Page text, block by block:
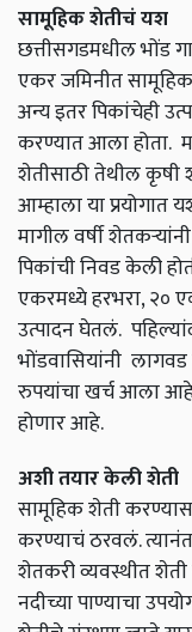
सामूहिक शेतीचं यश
छत्तीसगडमधील भोंड
एकर जमिनीत
अन्य इतर पिकांचेही
करण्यात आला होता.
शेतीसाठी तेथील कृषी
आम्हाला या
मागील वर्षी
पिकांची निवड केली
एकरमध्ये हरभरा, २०
उत्पादन घेतलं.
भोंडवासियांनी
रुपयांचा खर्च आला
होणार आहे.
अशी तयार केली शेती
सामूहिक शेती
करण्याचं ठरवलं.
शेतकरी व्यवस्थीत
नदीच्या पाण्याचा